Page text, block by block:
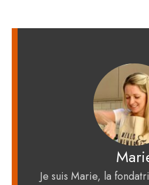
Je suis Marie, la